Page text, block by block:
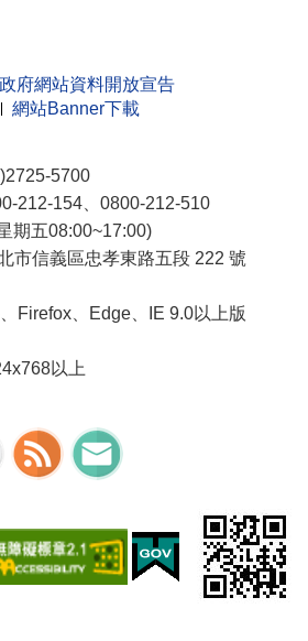
政府網站資料開放宣告
網站Banner下載
5700
212-154、0800-212-510
期五08:00~17:00)
市信義區忠孝東路五段 222 號
Firefox、Edge、IE 9.0以上版
以上